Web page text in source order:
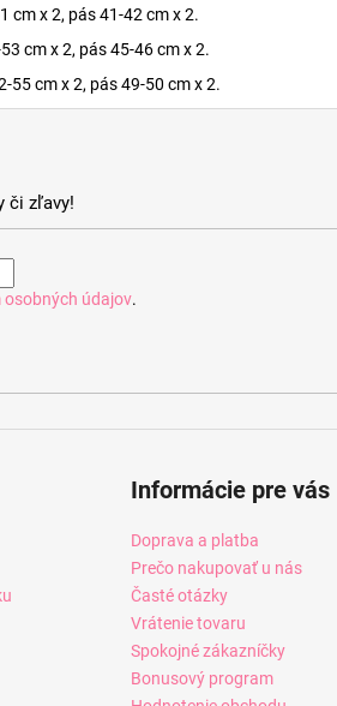
cm x 2, pás 41-42 cm x 2.
cm x 2, pás 45-46 cm x 2.
55 cm x 2, pás 49-50 cm x 2.
či zľavy!
osobných údajov.
Informácie pre vás
Doprava a platba
Prečo nakupovať u nás
Časté otázky
Vrátenie tovaru
Spokojné zákazníčky
Bonusový program